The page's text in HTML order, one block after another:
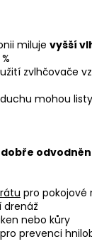
miluje vyšší
zvlhčovače
mohou
dobře
pro pokojové
drenáž
nebo kůry
prevenci